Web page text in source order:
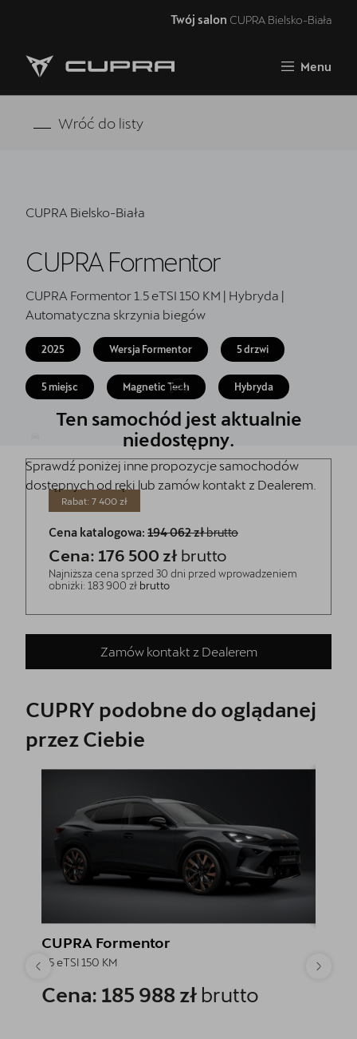
Twój salon CUPRA Bielsko-Biała
Menu
Strona główna
Oferta i aktualności
Finansowanie
Serwis
Oryginalne części zamienne
Akcesoria CUPRA
5 lat gwarancji
Kontakt
Wróć do listy
CUPRA Bielsko-Biała
CUPRA Formentor
CUPRA Formentor 1.5 eTSI 150 KM | Hybryda |
Automatyczna skrzynia biegów
2025 Wersja Formentor 5 drzwi
5 miejsc Magnetic Tech Hybryda
Ten samochód jest aktualnie
niedostępny.
Sprawdź poniżej inne propozycje samochodów
dostępnych od ręki lub zamów kontakt z Dealerem.
Rabat: 7 400 zł
Cena katalogowa: 194 062 złbrutto
Cena: 176 500 zł brutto
Najniższa cena sprzed 30 dni przed wprowadzeniem
obniżki: 183 900 zł brutto
Zamów kontakt z Dealerem
CUPRY podobne do oglądanej
przez Ciebie
CUPRA Formentor
1.5 eTSI 150 KM
Cena: 185 988 zł brutto
1.5